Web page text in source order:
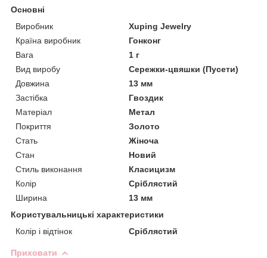
Основні
Виробник
Xuping Jewelry
Країна виробник
Гонконг
Вага
1 г
Вид виробу
Сережки-цвяшки (Пусети)
Довжина
13 мм
Застібка
Гвоздик
Матеріал
Метал
Покриття
Золото
Стать
Жіноча
Стан
Новий
Стиль виконання
Класицизм
Колір
Сріблястий
Ширина
13 мм
Користувальницькі характеристики
Колір і відтінок
Сріблястий
Приховати